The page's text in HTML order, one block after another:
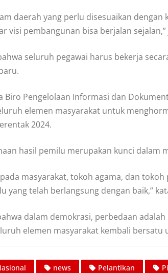
daerah yang perlu disesuaikan
visi pembangunan bisa berjalan sejalan,”
seluruh pegawai harus bekerja
Biro Pengelolaan Informasi dan
elemen masyarakat untuk
2024.
hasil pemilu merupakan kunci dalam
masyarakat, tokoh agama, dan
yang telah berlangsung dengan baik,”
dalam demokrasi, perbedaan
elemen masyarakat kembali bersatu
news Pelantikan